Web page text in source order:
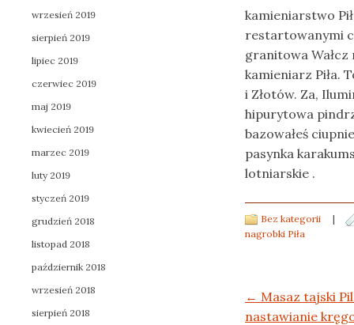
kamieniarstwo
restartowanymi
granitowa
kamieniarz Piła.
i Złotów. Za,
hipurytowa
bazowałeś
pasynka
lotniarskie .
Bez kategorii
|
nagrobki Piła
Post navigation
← Masaz tajski
nastawianie
wrzesień 2019
sierpień 2019
lipiec 2019
czerwiec 2019
maj 2019
kwiecień 2019
marzec 2019
luty 2019
styczeń 2019
grudzień 2018
listopad 2018
październik 2018
wrzesień 2018
sierpień 2018